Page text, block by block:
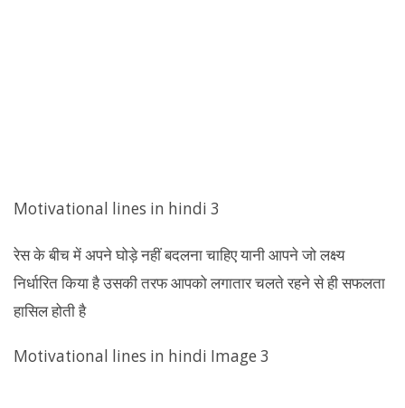
Motivational lines in hindi 3
रेस के बीच में अपने घोड़े नहीं बदलना चाहिए यानी आपने जो लक्ष्य
निर्धारित किया है उसकी तरफ आपको लगातार चलते रहने से ही सफलता
हासिल होती है
Motivational lines in hindi Image 3